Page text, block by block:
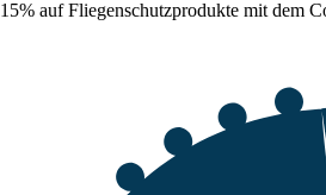
15% auf Fliegenschutzprodukte mit dem